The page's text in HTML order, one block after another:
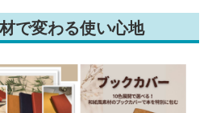
で変わる使い心地